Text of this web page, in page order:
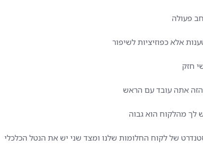
פעולה
אלא כפוזיציות לשיפור
חזק
אתה עובד עם הראש
לך מהלקוח הוא גבוה
של לקוח החלומות שלנו ומצד שני יש את הנטל הכלכלי